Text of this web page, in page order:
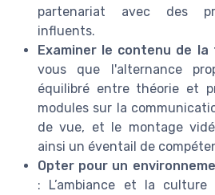
partenariat avec des
influents.
Examiner le contenu de la
vous que l'alternance
équilibré entre théorie et
modules sur la
de vue, et le montage
ainsi un éventail de
Opter pour un
: L’ambiance et la culture